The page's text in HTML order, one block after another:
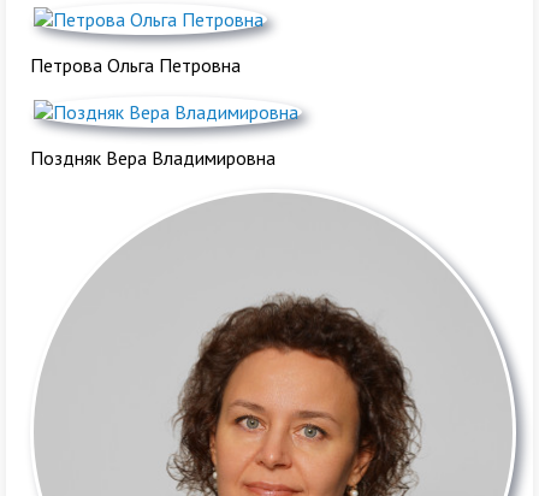
Петрова Ольга Петровна
Поздняк Вера Владимировна